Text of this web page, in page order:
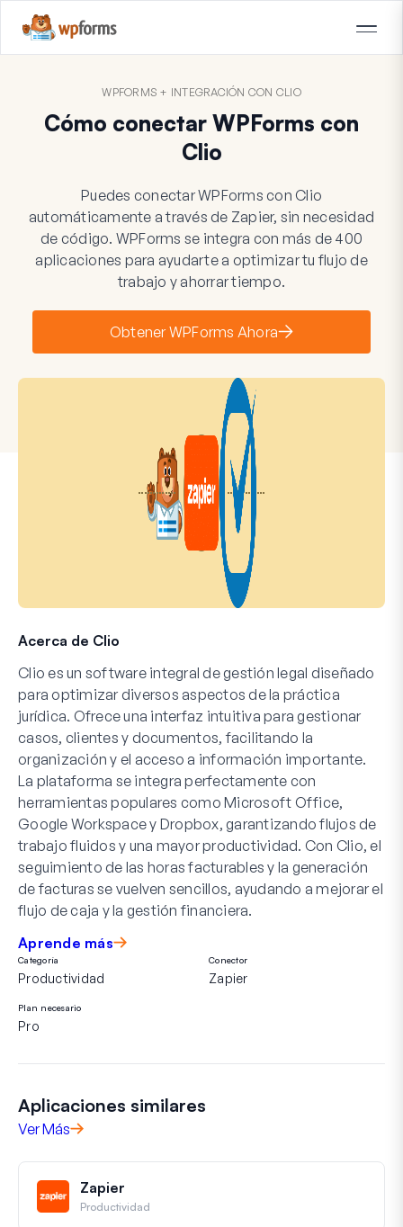
WPFORMS + INTEGRACIÓN CON CLIO
Cómo conectar WPForms con
Clio
Puedes conectar WPForms con Clio
automáticamente a través de Zapier, sin necesidad
de código. WPForms se integra con más de 400
aplicaciones para ayudarte a optimizar tu flujo de
trabajo y ahorrar tiempo.
Obtener WPForms Ahora
Acerca de Clio
Clio es un software integral de gestión legal diseñado
para optimizar diversos aspectos de la práctica
jurídica. Ofrece una interfaz intuitiva para gestionar
casos, clientes y documentos, facilitando la
organización y el acceso a información importante.
La plataforma se integra perfectamente con
herramientas populares como Microsoft Office,
Google Workspace y Dropbox, garantizando flujos de
trabajo fluidos y una mayor productividad. Con Clio, el
seguimiento de las horas facturables y la generación
de facturas se vuelven sencillos, ayudando a mejorar el
flujo de caja y la gestión financiera.
Aprende más
Categoría
Productividad
Conector
Zapier
Plan necesario
Pro
Aplicaciones similares
Ver Más
Zapier
Productividad